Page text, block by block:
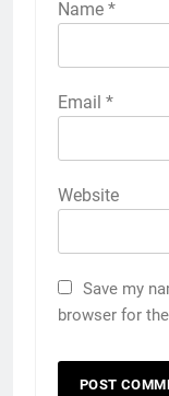
Name *
Email *
Website
Save my
browser for